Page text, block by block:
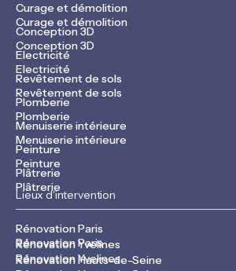
Curage et démolition
Curage et démolition
Conception 3D
Conception 3D
Electricité
Electricité
Revêtement de sols
Revêtement de sols
Plomberie
Plomberie
Menuiserie intérieure
Menuiserie intérieure
Peinture
Peinture
Plâtrerie
Plâtrerie
Lieux d'intervention
Rénovation Paris
Rénovation Paris
Rénovation Yvelines
Rénovation Yvelines
Rénovation Hauts-de-Seine